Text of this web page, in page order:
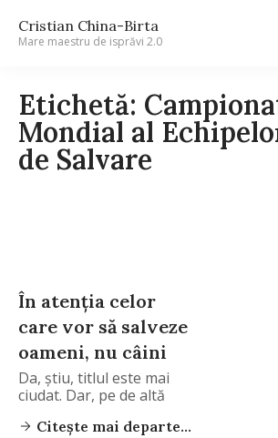
Cristian China-Birta
Mare maestru de isprăvi 2.0
Etichetă:
Mondial al
de Salvare
În atenţia celor
care vor să salveze
oameni, nu câini
Da, ştiu, titlul este mai
ciudat. Dar, pe de altă
Citește mai departe...